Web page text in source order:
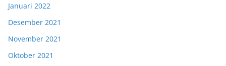
Januari 2022
Desember 2021
November 2021
Oktober 2021